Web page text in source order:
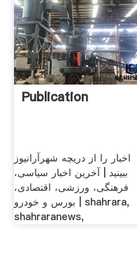
Publication
اخبار را از دریچه شهرآرانیوز
ببینید | آخرین اخبار سیاسی،
فرهنگی، ورزشی، اقتصادی،
بورس و خودرو | shahrara,
shahraranews,